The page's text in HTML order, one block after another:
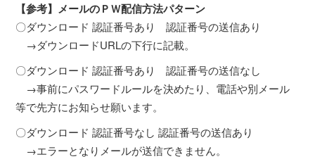
【参考】メールのＰＷ配信方法パターン
〇ダウンロード 認証番号あり 認証番号の送信あり
→ダウンロードURLの下行に記載。
〇ダウンロード 認証番号あり 認証番号の送信なし
→事前にパスワードルールを決めたり、電話や別メール
等で先方にお知らせ願います。
〇ダウンロード 認証番号なし 認証番号の送信あり
→エラーとなりメールが送信できません。